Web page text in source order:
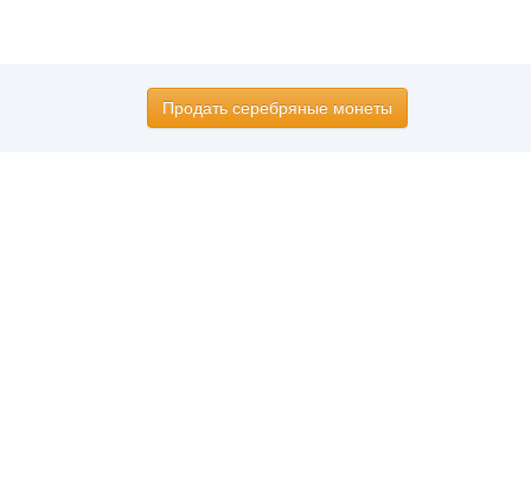
Продать серебряные монеты